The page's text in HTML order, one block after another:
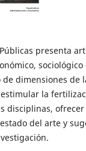
presenta
dimensiones de
la
disciplinas,
del arte y